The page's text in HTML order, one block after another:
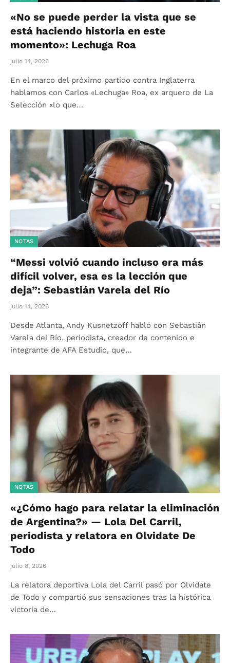
«No se puede perder la vista que se
está haciendo historia en este
momento»: Lechuga Roa
julio 14, 2026
En el marco del próximo partido contra Inglaterra
hablamos con Carlos «Lechuga» Roa, ex arquero de La
Selección «lo que…
NOTAS
“Messi volvió cuando incluso era más
difícil volver, esa es la lección que
deja”: Sebastián Varela del Río
julio 14, 2026
Desde Atlanta, Andy Kusnetzoff habló con Sebastián
Varela del Río, periodista, creador de contenido e
integrante de AFA Estudio, que…
NOTAS
«¿Cómo hago para relatar la eliminación
de Argentina?» — Lola Del Carril,
periodista y relatora en Olvidate De
Todo
julio 8, 2026
La relatora deportiva Lola del Carril pasó por Olvidate
de Todo y compartió sus sensaciones tras la histórica
victoria de…